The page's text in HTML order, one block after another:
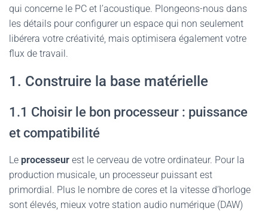
qui concerne le PC et l’acoustique. Plongeons-nous dans
les détails pour configurer un espace qui non seulement
libérera votre créativité, mais optimisera également votre
flux de travail.
1. Construire la base matérielle
1.1 Choisir le bon processeur : puissance
et compatibilité
Le processeur est le cerveau de votre ordinateur. Pour la
production musicale, un processeur puissant est
primordial. Plus le nombre de cores et la vitesse d’horloge
sont élevés, mieux votre station audio numérique (DAW)